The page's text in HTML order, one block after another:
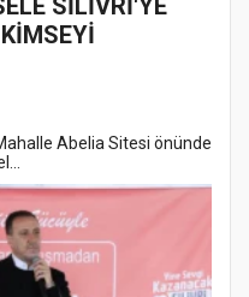
SİLİVRİ'YE
Abelia Sitesi önünde